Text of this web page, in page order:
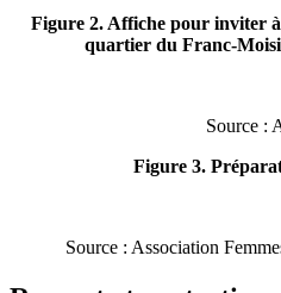
Figure 2. Affiche pour inviter
quartier du Franc-
Source :
Figure 3.
Source : Association